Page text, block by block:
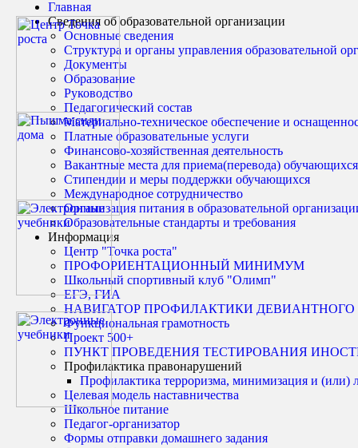
Главная
Сведения об образовательной организации
Основные сведения
Структура и органы управления образовательной
Документы
Образование
Руководство
Педагогический состав
Материально-техническое обеспечение и
Платные образовательные услуги
Финансово-хозяйственная деятельность
Вакантные места для приема(перевода) обучающихся
Стипендии и меры поддержки обучающихся
Международное сотрудничество
Организация питания в образовательной
Образовательные стандарты и требования
Информация
Центр "Точка роста"
ПРОФОРИЕНТАЦИОННЫЙ МИНИМУМ
Школьный спортивный клуб "Олимп"
ЕГЭ, ГИА
НАВИГАТОР ПРОФИЛАКТИКИ
Функциональная грамотность
Проект 500+
ПУНКТ ПРОВЕДЕНИЯ ТЕСТИРОВАНИЯ
Профилактика правонарушений
Профилактика терроризма, минимизация и (или)
Целевая модель наставничества
Школьное питание
Педагог-организатор
Формы отправки домашнего задания